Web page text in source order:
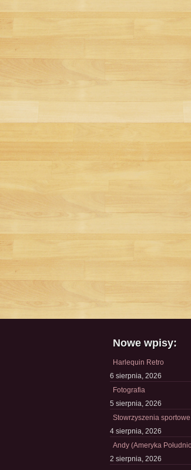
Nowe wpisy:
Harlequin Retro
6 sierpnia, 2026
Fotografia
5 sierpnia, 2026
Stowrzyszenia sportowe
4 sierpnia, 2026
Andy (Ameryka
2 sierpnia, 2026